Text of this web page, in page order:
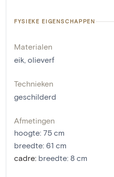
FYSIEKE EIGENSCHAPPEN
Materialen
eik, olieverf
Technieken
geschilderd
Afmetingen
hoogte: 75 cm
breedte: 61 cm
cadre: breedte: 8 cm